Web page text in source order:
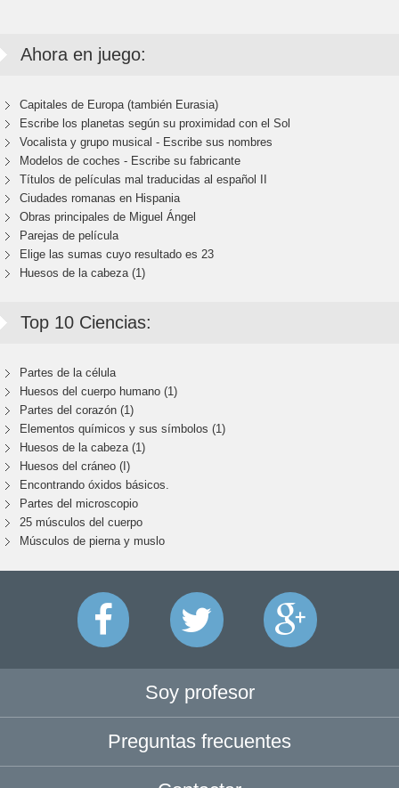
Ahora en juego:
Capitales de Europa (también Eurasia)
Escribe los planetas según su proximidad con el Sol
Vocalista y grupo musical - Escribe sus nombres
Modelos de coches - Escribe su fabricante
Títulos de películas mal traducidas al español II
Ciudades romanas en Hispania
Obras principales de Miguel Ángel
Parejas de película
Elige las sumas cuyo resultado es 23
Huesos de la cabeza (1)
Top 10 Ciencias:
Partes de la célula
Huesos del cuerpo humano (1)
Partes del corazón (1)
Elementos químicos y sus símbolos (1)
Huesos de la cabeza (1)
Huesos del cráneo (I)
Encontrando óxidos básicos.
Partes del microscopio
25 músculos del cuerpo
Músculos de pierna y muslo
Soy profesor
Preguntas frecuentes